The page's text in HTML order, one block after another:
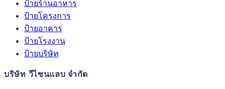
ป้ายร้านอาหาร
ป้ายโครงการ
ป้ายอาคาร
ป้ายโรงงาน
ป้ายบริษัท
บริษัท วีไซนแลบ จำกัด